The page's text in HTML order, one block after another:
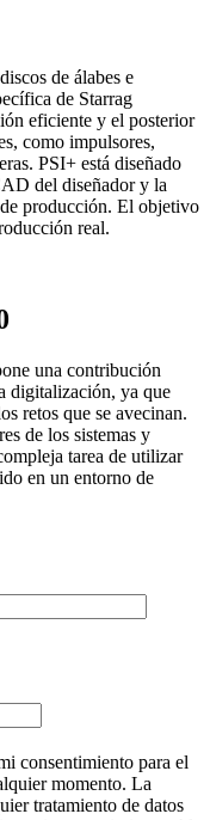
de álabes e
de Starrag
eficiente y el posterior
como impulsores,
PSI+ está diseñado
del diseñador y la
producción. El objetivo
real.
una contribución
digitalización, ya que
retos que se avecinan.
de los sistemas y
tarea de utilizar
en un entorno de
consentimiento para el
momento. La
tratamiento de datos